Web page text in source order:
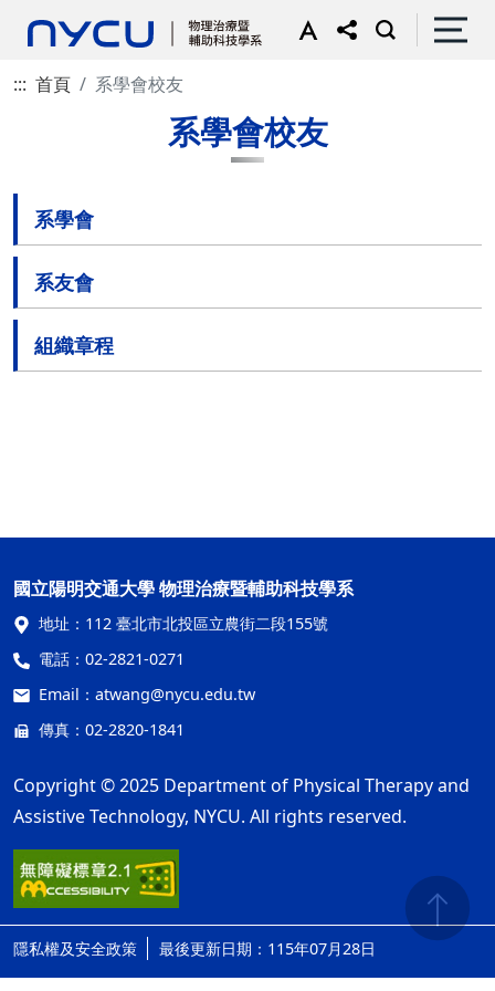
::: 首頁 系學會校友
系學會校友
系學會
系友會
組織章程
國立陽明交通大學 物理治療暨輔助科技學系
地址： 112 臺北市北投區立農街二段155號
電話： 02-2821-0271
Email： atwang@nycu.edu.tw
傳真：02-2820-1841
Copyright © 2025 Department of Physical Therapy and
Assistive Technology, NYCU. All rights reserved.
隱私權及安全政策 最後更新日期：115年07月28日